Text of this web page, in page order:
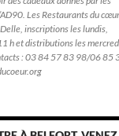
Les Restaurants du
inscriptions les lundis,
h et distributions les
: 03 84 57 83 98/06 85